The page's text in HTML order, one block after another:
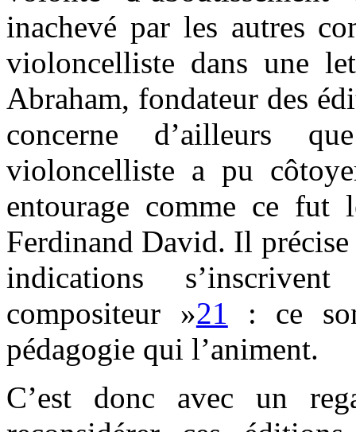
inachevé par les autres
violoncelliste dans une
Abraham, fondateur des
concerne d’ailleurs
violoncelliste a pu
entourage comme ce fut
Ferdinand David. Il précise
indications
compositeur »21 : ce
pédagogie qui l’animent.
C’est donc avec un